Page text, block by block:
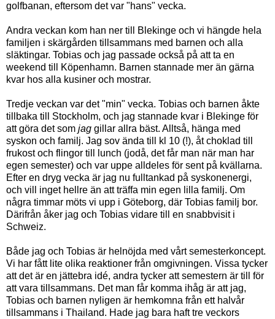
golfbanan, eftersom det var "hans" vecka.
Andra veckan kom han ner till Blekinge och vi hängde hela
familjen i skärgården tillsammans med barnen och alla
släktingar. Tobias och jag passade också på att ta en
weekend till Köpenhamn. Barnen stannade mer än gärna
kvar hos alla kusiner och mostrar.
Tredje veckan var det "min" vecka. Tobias och barnen åkte
tillbaka till Stockholm, och jag stannade kvar i Blekinge för
att göra det som jag gillar allra bäst. Alltså, hänga med
syskon och familj. Jag sov ända till kl 10 (!), åt choklad till
frukost och flingor till lunch (jodå, det får man när man har
egen semester) och var uppe alldeles för sent på kvällarna.
Efter en dryg vecka är jag nu fulltankad på syskonenergi,
och vill inget hellre än att träffa min egen lilla familj. Om
några timmar möts vi upp i Göteborg, där Tobias familj bor.
Därifrån åker jag och Tobias vidare till en snabbvisit i
Schweiz.
Både jag och Tobias är helnöjda med vårt semesterkoncept.
Vi har fått lite olika reaktioner från omgivningen. Vissa tycker
att det är en jättebra idé, andra tycker att semestern är till för
att vara tillsammans. Det man får komma ihåg är att jag,
Tobias och barnen nyligen är hemkomna från ett halvår
tillsammans i Thailand. Hade jag bara haft tre veckors